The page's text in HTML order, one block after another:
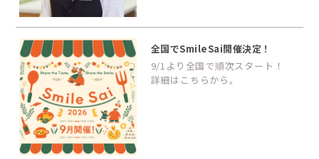
全国でSmileSai開催決定！
9/1より全国で順次スタート！
詳細はこちらから。